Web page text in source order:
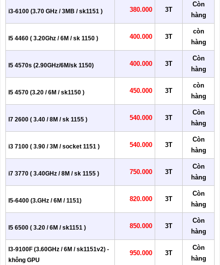
i3-6100 (3.70 GHz / 3MB / sk1151 ) 380.000 3T
Còn
hàng
I5 4460 ( 3.20Ghz / 6M / sk 1150 ) 400.000 3T
còn
hàng
I5 4570s (2.90GHz/6M/sk 1150) 400.000 3T
Còn
hàng
I5 4570 (3.20 / 6M / sk1150 ) 450.000 3T
còn
hàng
I7 2600 ( 3.40 / 8M / sk 1155 ) 540.000 3T
Còn
hàng
i3 7100 ( 3.90 / 3M / socket 1151 ) 540.000 3T
Còn
hàng
i7 3770 ( 3.40GHz / 8M / sk 1155 ) 750.000 3T
Còn
hàng
I5-6400 (3.GHz / 6M / 1151) 820.000 3T
Còn
hàng
I5 6500 ( 3.20 / 6M / sk1151 ) 850.000 3T
Còn
hàng
I3-9100F (3.60GHz / 6M / sk1151v2) -
không GPU
950.000 3T
Còn
hàng